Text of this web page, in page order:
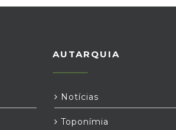
AUTARQUIA
Notícias
Toponímia